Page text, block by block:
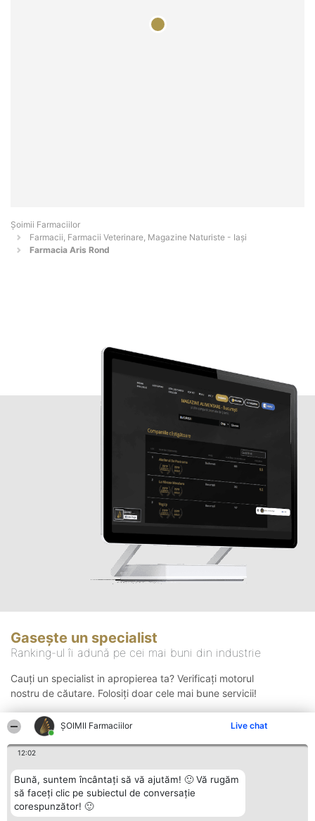
ŞOIMII Farmaciilor Live chat
12:02
Bună, suntem încântați să vă ajutăm! 🙂 Vă rugăm
să faceți clic pe subiectul de conversație
corespunzător! 🙂
Şoimii Farmaciilor
Farmacii, Farmacii Veterinare, Magazine Naturiste - Iaşi
Farmacia Aris Rond
Gasește un specialist
Ranking-ul îi adună pe cei mai buni din industrie
Cauți un specialist in apropierea ta? Verificați motorul
nostru de căutare. Folosiți doar cele mai bune servicii!